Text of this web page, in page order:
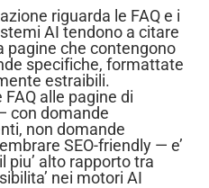
riguarda le FAQ e i
AI tendono a citare
pagine che contengono
specifiche, formattate
estraibili.
alle pagine di
con domande
non domande
SEO-friendly — e’
piu’ alto rapporto tra
nei motori AI